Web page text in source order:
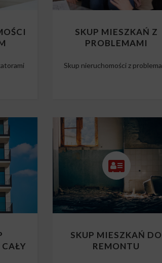
SKUP MIESZKAŃ Z
PROBLEMAMI
Skup nieruchomości z
SKUP MIESZKAŃ DO
REMONTU